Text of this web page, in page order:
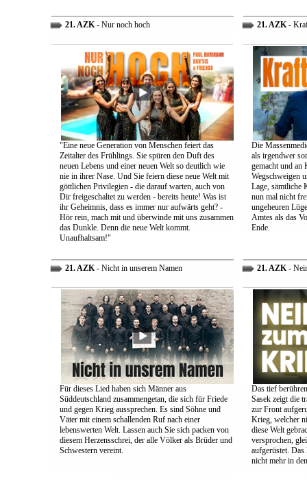
21. AZK- Nur noch hoch
"Eine neue Generation von Menschen feiert das
Zeitalter des Frühlings. Sie spüren den Duft des
neuen Lebens und einer neuen Welt so deutlich wie
nie in ihrer Nase. Und Sie feiern diese neue Welt mit
göttlichen Privilegien - die darauf warten, auch von
Dir freigeschaltet zu werden - bereits heute! Was ist
ihr Geheimnis, dass es immer nur aufwärts geht? -
Hör rein, mach mit und überwinde mit uns zusammen
das Dunkle. Denn die neue Welt kommt.
Unaufhaltsam!"
21. AZK-
Die
als irgendwer
gemacht und an
Wegschweigen
Lage, sämtliche
nun mal nicht
ungeheuren
Amtes als das
Ende.
21. AZK- Nicht in unserem Namen
Für dieses Lied haben sich Männer aus
Süddeutschland zusammengetan, die sich für Friede
und gegen Krieg aussprechen. Es sind Söhne und
Väter mit einem schallenden Ruf nach einer
lebenswerten Welt. Lassen auch Sie sich packen von
diesem Herzensschrei, der alle Völker als Brüder und
Schwestern vereint.
21. AZK-
Das tief
Sasek zeigt die
zur Front
Krieg, welcher
diese Welt
versprochen,
aufgerüstet.
nicht mehr in